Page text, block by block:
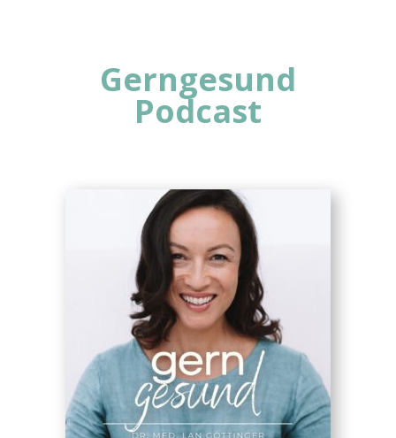
Gerngesund
Podcast